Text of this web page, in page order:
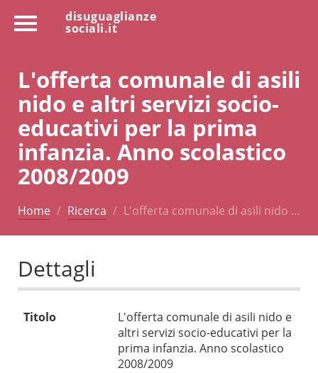
disuguaglianze
sociali.it
L'offerta comunale di asili
nido e altri servizi socio-
educativi per la prima
infanzia. Anno scolastico
2008/2009
Home Ricerca L'offerta comunale di asili nido …
Dettagli
Titolo
L'offerta comunale di asili nido e
altri servizi socio-educativi per la
prima infanzia. Anno scolastico
2008/2009